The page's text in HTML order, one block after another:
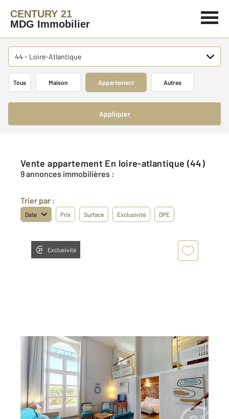
CENTURY 21
MDG Immobilier
44 - Loire-Atlantique
Tous Maison Appartement Autres
Appliquer
Vente appartement En loire-atlantique (44)
9 annonces immobilières :
Trier par :
Date Prix Surface Exclusivité DPE
Exclusivité
LE CROISIC 44
54,58 m2, 2 pièces
Ref : 1139
Appartement Duplex à vendre
259 000 €